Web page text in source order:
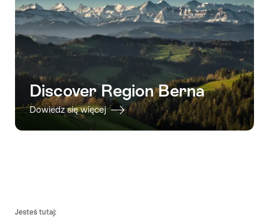
Discover Region Berna
Dowiedz się więcej
Jesteś tutaj: